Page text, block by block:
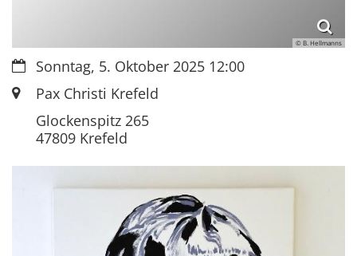
© B. Hellmanns
Datum:Sonntag, 5. Oktober 2025 12:00
Ort: Pax Christi Krefeld
Glockenspitz 265
47809 Krefeld